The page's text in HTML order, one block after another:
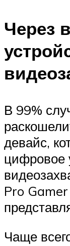
Через
В 99%
девайс,
цифровое
Pro
Чаще